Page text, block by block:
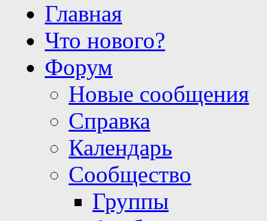
Главная
Что нового?
Форум
Новые сообщения
Справка
Календарь
Сообщество
Группы